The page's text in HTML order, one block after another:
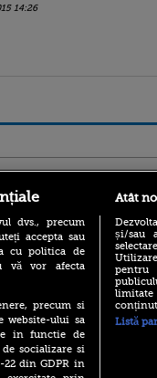
14:26
(P)
dvs., precum
accepta sau
cu politica de
vă vor afecta
precum si
website-ului sa
in functie de
socializare si
22 din GDPR in
Atât
și/sau
pentru
Listă